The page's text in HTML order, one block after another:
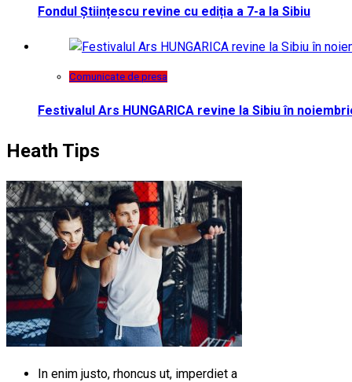
Fondul Științescu revine cu ediția a 7-a la Sibiu
Comunicate de presa
Festivalul Ars HUNGARICA revine la Sibiu în
Heath Tips
In enim justo, rhoncus ut, imperdiet a